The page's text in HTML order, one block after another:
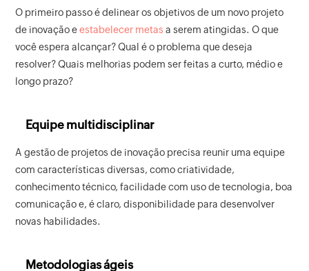
O primeiro passo é delinear os objetivos de um novo projeto
de inovação eestabelecer metas a serem atingidas. O que
você espera alcançar? Qual é o problema que deseja
resolver? Quais melhorias podem ser feitas a curto, médio e
longo prazo?
Equipe multidisciplinar
A gestão de projetos de inovação precisa reunir uma equipe
com características diversas, como criatividade,
conhecimento técnico, facilidade com uso de tecnologia, boa
comunicação e, é claro, disponibilidade para desenvolver
novas habilidades.
Metodologias ágeis